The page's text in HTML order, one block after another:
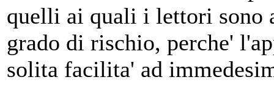
quelli ai quali i lettori sono
grado di rischio, perche'
solita facilita' ad